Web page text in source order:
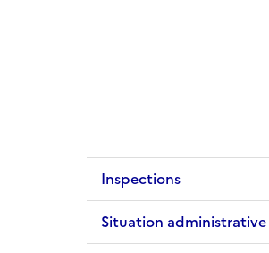
Inspections
Situation administrative